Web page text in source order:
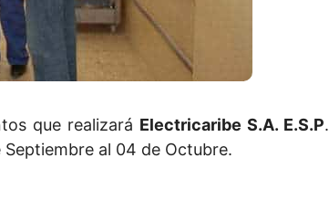
que realizará Electricaribe S.A. E.S.P.
al 04 de Octubre.